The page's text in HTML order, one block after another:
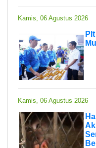
Kamis, 06 Agustus 2026
Kamis, 06 Agustus 2026